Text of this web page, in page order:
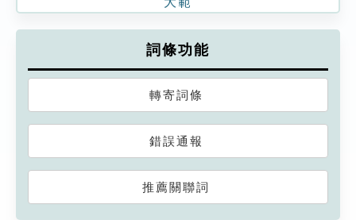
詞條功能
轉寄詞條
錯誤通報
推薦關聯詞